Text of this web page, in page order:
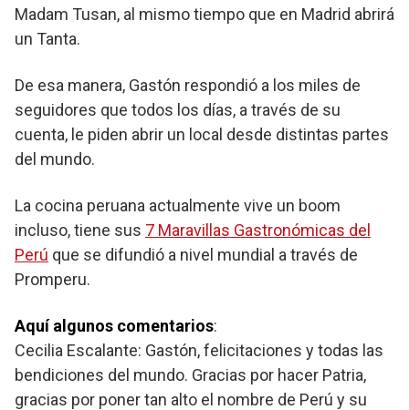
Madam Tusan, al mismo tiempo que en Madrid abrirá
un Tanta.
De esa manera, Gastón respondió a los miles de
seguidores que todos los días, a través de su
cuenta, le piden abrir un local desde distintas partes
del mundo.
La cocina peruana actualmente vive un boom
incluso, tiene sus 7 Maravillas Gastronómicas del
Perú que se difundió a nivel mundial a través de
Promperu.
Aquí algunos comentarios:
Cecilia Escalante: Gastón, felicitaciones y todas las
bendiciones del mundo. Gracias por hacer Patria,
gracias por poner tan alto el nombre de Perú y su